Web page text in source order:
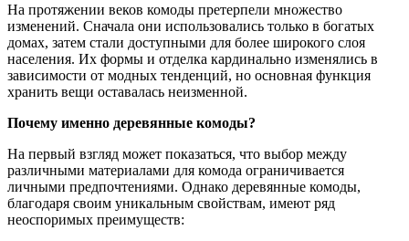
На протяжении веков комоды претерпели множество
изменений. Сначала они использовались только в богатых
домах, затем стали доступными для более широкого слоя
населения. Их формы и отделка кардинально изменялись в
зависимости от модных тенденций, но основная функция
хранить вещи оставалась неизменной.
Почему именно деревянные комоды?
На первый взгляд может показаться, что выбор между
различными материалами для комода ограничивается
личными предпочтениями. Однако деревянные комоды,
благодаря своим уникальным свойствам, имеют ряд
неоспоримых преимуществ: